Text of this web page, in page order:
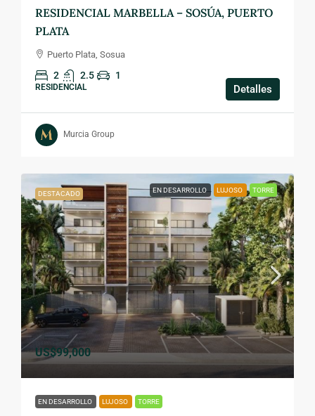
RESIDENCIAL MARBELLA – SOSÚA, PUERTO
PLATA
Puerto Plata, Sosua
2 2.5 1
RESIDENCIAL Detalles
Murcia Group
DESTACADO EN DESARROLLO LUJOSO TORRE
US$99,000
EN DESARROLLO LUJOSO TORRE